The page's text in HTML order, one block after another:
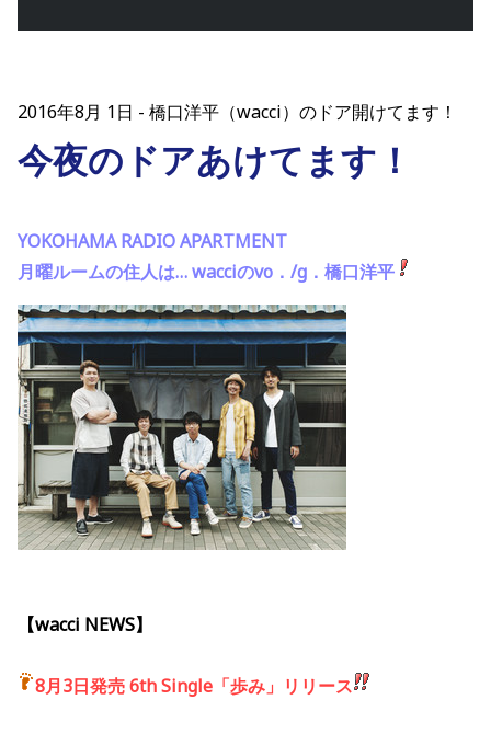
2016年8月 1日 橋口洋平（wacci）のドア開けてます！
今夜のドアあけてます！
YOKOHAMA RADIO APARTMENT
月曜ルームの住人は… wacciのvo．/g．橋口洋平
【wacci NEWS】
8月3日発売6th Single「歩み」リリース